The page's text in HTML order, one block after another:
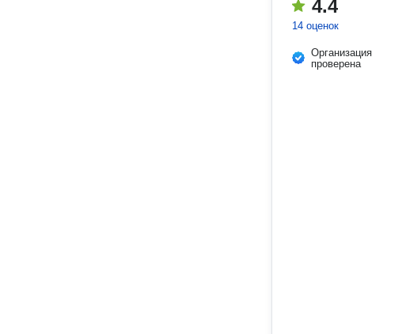
4.4
14 оценок
Организация
проверена